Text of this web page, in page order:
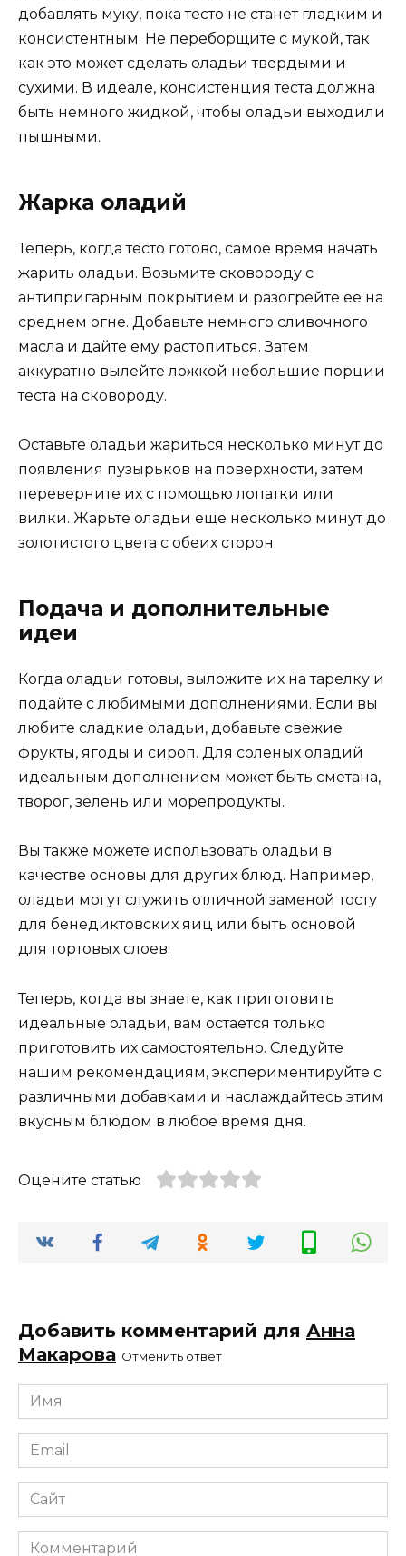
добавлять муку, пока тесто не станет гладким и
консистентным. Не переборщите с мукой, так
как это может сделать оладьи твердыми и
сухими. В идеале, консистенция теста должна
быть немного жидкой, чтобы оладьи выходили
пышными.
Жарка оладий
Теперь, когда тесто готово, самое время начать
жарить оладьи. Возьмите сковороду с
антипригарным покрытием и разогрейте ее на
среднем огне. Добавьте немного сливочного
масла и дайте ему растопиться. Затем
аккуратно вылейте ложкой небольшие порции
теста на сковороду.
Оставьте оладьи жариться несколько минут до
появления пузырьков на поверхности, затем
переверните их с помощью лопатки или
вилки. Жарьте оладьи еще несколько минут до
золотистого цвета с обеих сторон.
Подача и дополнительные
идеи
Когда оладьи готовы, выложите их на тарелку и
подайте с любимыми дополнениями. Если вы
любите сладкие оладьи, добавьте свежие
фрукты, ягоды и сироп. Для соленых оладий
идеальным дополнением может быть сметана,
творог, зелень или морепродукты.
Вы также можете использовать оладьи в
качестве основы для других блюд. Например,
оладьи могут служить отличной заменой тосту
для бенедиктовских яиц или быть основой
для тортовых слоев.
Теперь, когда вы знаете, как приготовить
идеальные оладьи, вам остается только
приготовить их самостоятельно. Следуйте
нашим рекомендациям, экспериментируйте с
различными добавками и наслаждайтесь этим
вкусным блюдом в любое время дня.
Оцените статью
Добавить комментарий для Анна
Макарова Отменить ответ
Имя
*
Email
*
Сайт
Комментарий